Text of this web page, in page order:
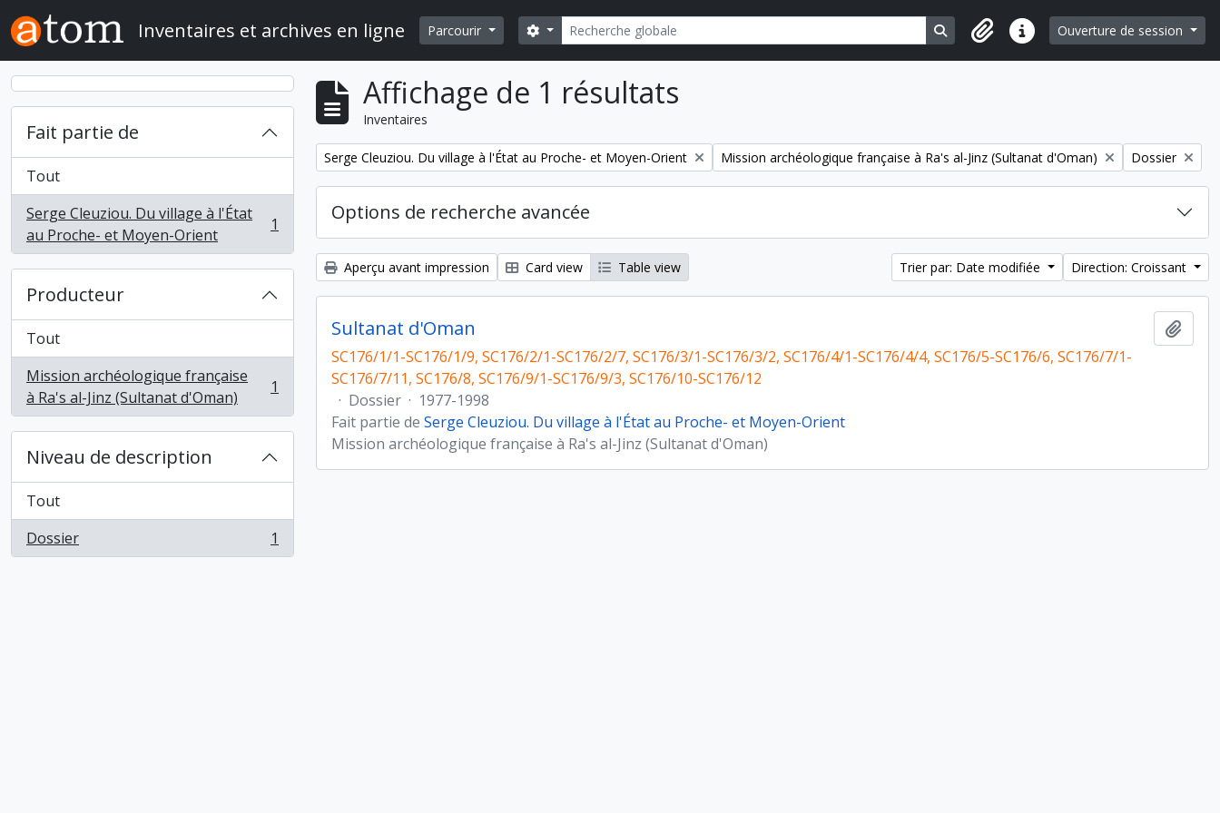
Skip to main content
Inventaires et archives en ligne Parcourir Rechercher
Search options Search in browse page
Liens rapidesOuverture de session
Fait partie de
Tout
Serge Cleuziou. Du village à l'État
au Proche- et Moyen-Orient
, 1 résultats 1
Producteur
Tout
Mission archéologique française
à Ra's al-Jinz (Sultanat d'Oman)
, 1 résultats 1
Niveau de description
Tout
Dossier
, 1 résultats 1
Affichage de 1 résultats
Inventaires
Remove filter:
Serge Cleuziou. Du village à l'État au Proche- et Moyen-Orient Remove filter:
Mission archéologique française à Ra's al-Jinz (Sultanat d'Oman) Remove filter:
Dossier
Options de recherche avancée
Aperçu avant impression Card view Table view Trier par: Date modifiée Direction: Croissant
Sultanat d'Oman
SC176/1/1-SC176/1/9, SC176/2/1-SC176/2/7, SC176/3/1-SC176/3/2, SC176/4/1-SC176/4/4, SC176/5-SC176/6, SC176/7/1-
SC176/7/11, SC176/8, SC176/9/1-SC176/9/3, SC176/10-SC176/12
· Dossier · 1977-1998
Fait partie de Serge Cleuziou. Du village à l'État au Proche- et Moyen-Orient
Mission archéologique française à Ra's al-Jinz (Sultanat d'Oman)